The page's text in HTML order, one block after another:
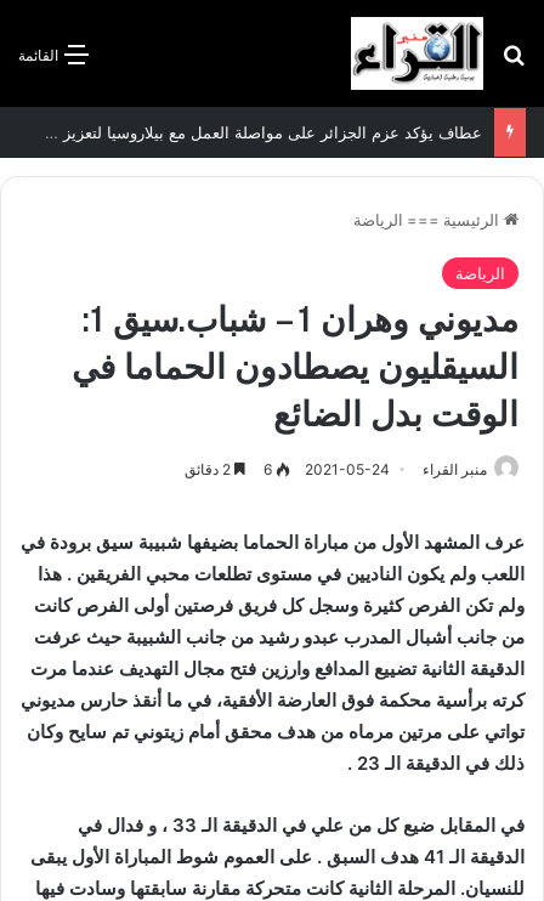
القائمة بحث عن
عطاف يؤكد عزم الجزائر على مواصلة العمل مع بيلاروسيا لتعزيز العلاقات الثنائية
الرئيسية === الرياضة
الرياضة
مديوني وهران 1 – شباب.سيق 1:
السيقليون يصطادون الحماما في
الوقت بدل الضائع
منبر القراء 2021-05-24
6
عرف المشهد الأول من مباراة الحماما بضيفها شبيبة سيق برودة في
اللعب ولم يكون الناديين في مستوى تطلعات محبي الفريقين . هذا
ولم تكن الفرص كثيرة وسجل كل فريق فرصتين أولى الفرص كانت
من جانب أشبال المدرب عبدو رشيد من جانب الشبيبة حيث عرفت
الدقيقة الثانية تضييع المدافع وارزين فتح مجال التهديف عندما مرت
كرته برأسية محكمة فوق العارضة الأفقية، في ما أنقذ حارس مديوني
تواتي على مرتين مرماه من هدف محقق أمام زيتوني تم سايح وكان
ذلك في الدقيقة الـ 23 .
في المقابل ضيع كل من عل
ي في الدقيقة الـ 33 ، و فدال في
الدقيقة الـ 41 هدف السبق . على العموم شوط المباراة الأول يبقى
للنسيان. المرحلة الثانية كانت متحركة مقارنة سابقتها وسادت فيها